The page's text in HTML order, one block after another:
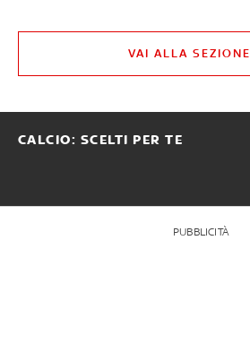
VAI ALLA SEZIONE
CALCIO: SCELTI PER TE
PUBBLICITÀ